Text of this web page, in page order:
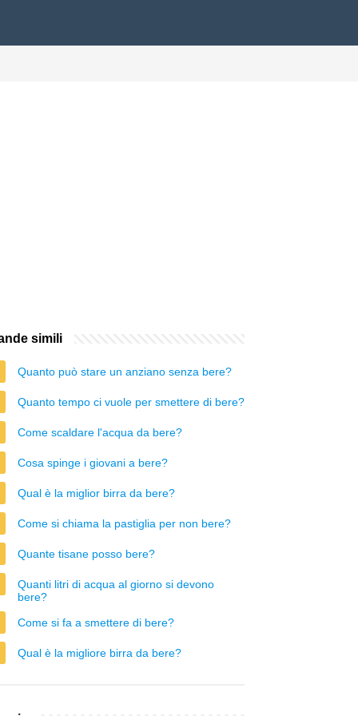
simili
Quanto può stare un anziano senza bere?
Quanto tempo ci vuole per smettere di bere?
Come scaldare l'acqua da bere?
Cosa spinge i giovani a bere?
Qual è la miglior birra da bere?
Come si chiama la pastiglia per non bere?
Quante tisane posso bere?
Quanti litri di acqua al giorno si devono
bere?
Come si fa a smettere di bere?
Qual è la migliore birra da bere?